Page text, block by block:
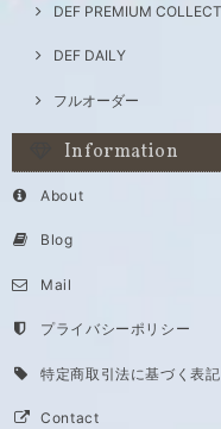
DEF PREMIUM
DEF DAILY
フルオーダー
Information
About
Blog
Mail
プライバシーポリシー
特定商取引法に基づく表記
Contact